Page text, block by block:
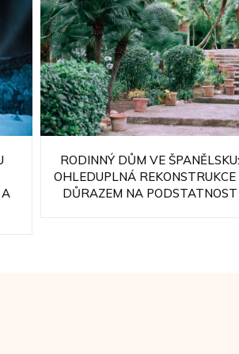
A
RODINNÝ DŮM VE
OHLEDUPLNÁ REKONSTRUKCE
DŮRAZEM NA PODSTATNOST